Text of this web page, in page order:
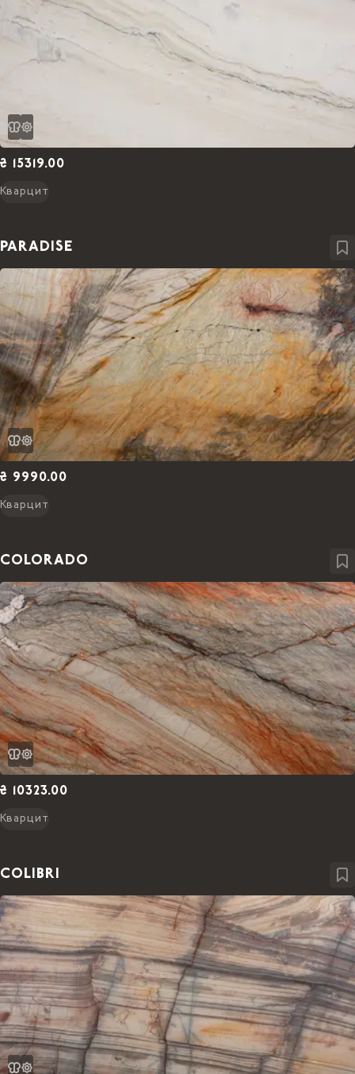
₴ 15319.00
Кварцит
PARADISE
₴ 9990.00
Кварцит
COLORADO
₴ 10323.00
Кварцит
COLIBRI